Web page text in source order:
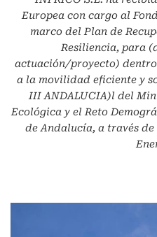
Europea con cargo al
marco del Plan de
Resiliencia, para
actuación/proyecto)
a la movilidad eficiente y
III ANDALUCIA)l del
Ecológica y el Reto
de Andalucía, a través